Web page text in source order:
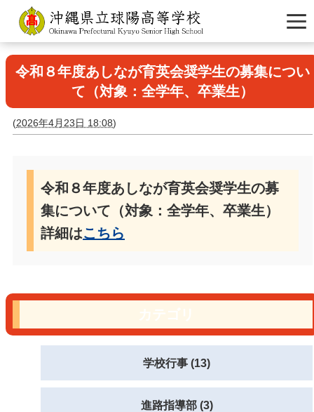
令和８年度あしなが育英会奨学生の募集につい
て（対象：全学年、卒業生）
(2026年4月23日 18:08)
令和８年度あしなが育英会奨学生の募
集について（対象：全学年、卒業生）
詳細はこちら
学校行事 (13)
進路指導部 (3)